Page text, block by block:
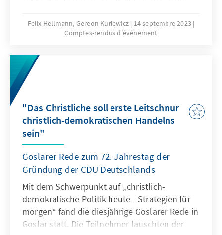
Felix Hellmann, Gereon Kuriewicz
14 septembre 2023
Comptes-rendus d'événement
"Das Christliche soll erste Leitschnur
christlich-demokratischen Handelns
sein"
Goslarer Rede zum 72. Jahrestag der
Gründung der CDU Deutschlands
Mit dem Schwerpunkt auf „christlich-
demokratische Politik heute - Strategien für
morgen“ fand die diesjährige Goslarer Rede in
Goslar statt. Die Teilnehmer lauschten der